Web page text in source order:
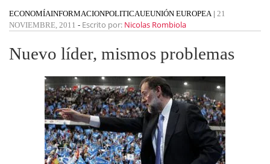
ECONOMÍAINFORMACIONPOLITICAUEUNIÓN EUROPEA| 21
NOVIEMBRE, 2011 - Escrito por: Nicolas Rombiola
Nuevo líder, mismos problemas